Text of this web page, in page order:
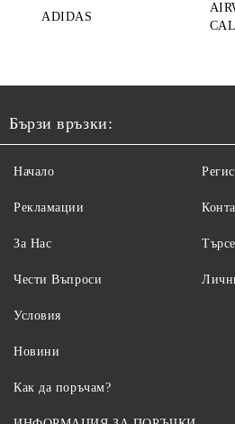
ADIDAS
Бързи връзки:
Начало
Рекламации
За Нас
Чести Въпроси
Условия
Новини
Как да поръчам?